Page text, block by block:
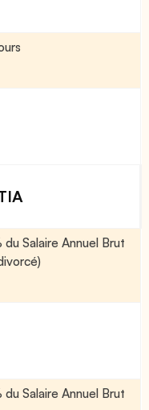
Salaire Annuel Brut
Salaire Annuel Brut